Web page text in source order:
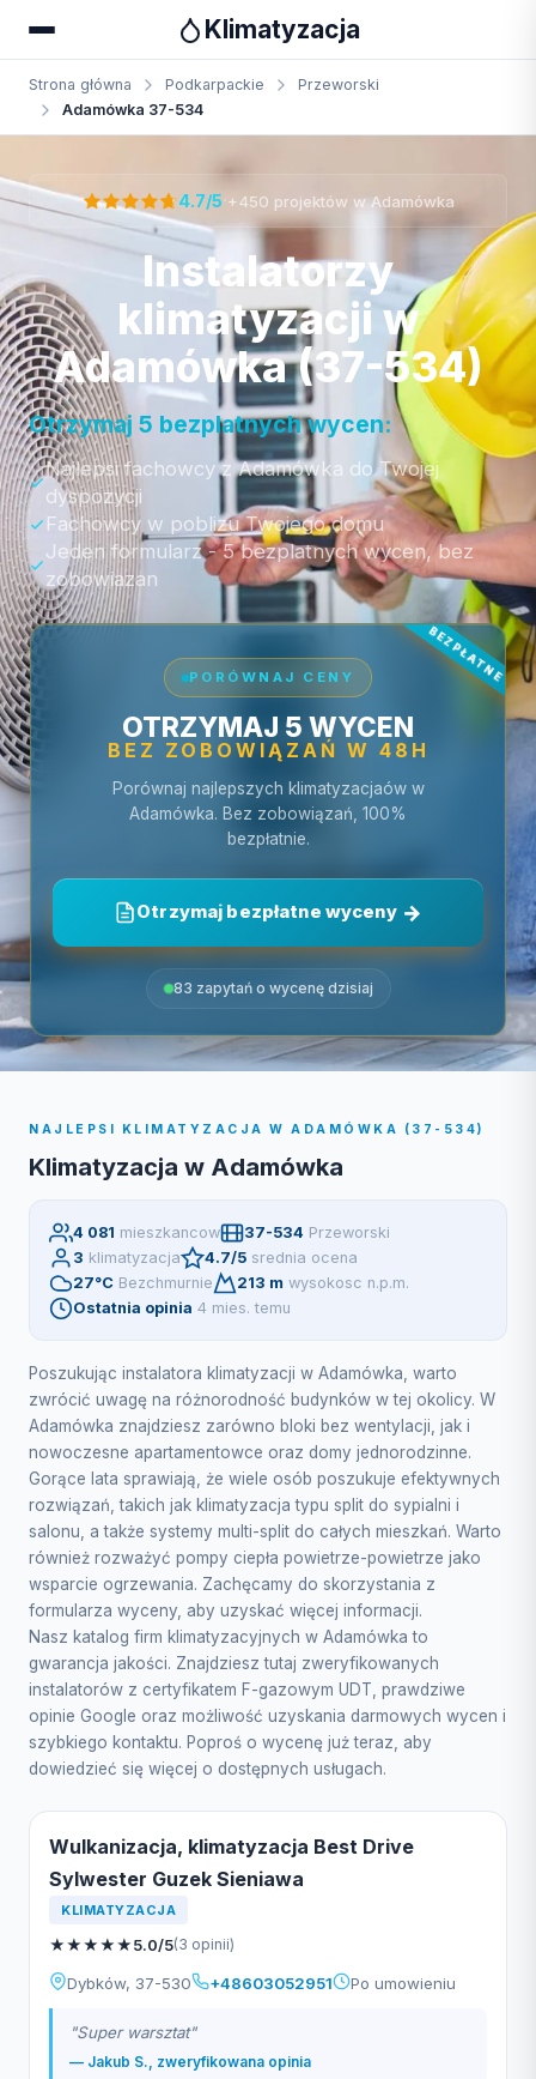
Klimatyzacja
Strona główna Podkarpackie
Przeworski
Adamówka 37-534
Otrzymaj bezpłatną wycenę
4.7/5 +450 projektów w Adamówka
Instalatorzy
klimatyzacji w
Adamówka (37-534)
Otrzymaj 5 bezplatnych wycen:
Najlepsi fachowcy z Adamówka do Twojej
dyspozycji
Fachowcy w poblizu Twojego domu
Jeden formularz - 5 bezplatnych wycen, bez
zobowiazan
PORÓWNAJ CENY
OTRZYMAJ 5 WYCEN
BEZ ZOBOWIĄZAŃ W 48H
Porównaj najlepszych klimatyzacjaów w
Adamówka. Bez zobowiązań, 100%
bezpłatnie.
Otrzymaj bezpłatne wyceny
83 zapytań o wycenę dzisiaj
NAJLEPSI KLIMATYZACJA W ADAMÓWKA (37-534)
Klimatyzacja w Adamówka
4 081 mieszkancow 37-534 Przeworski
3 klimatyzacja 4.7/5 srednia ocena
27°C Bezchmurnie 213 m wysokosc n.p.m.
Ostatnia opinia 4 mies. temu
Poszukując instalatora klimatyzacji w Adamówka, warto
zwrócić uwagę na różnorodność budynków w tej okolicy. W
Adamówka znajdziesz zarówno bloki bez wentylacji, jak i
nowoczesne apartamentowce oraz domy jednorodzinne.
Gorące lata sprawiają, że wiele osób poszukuje efektywnych
rozwiązań, takich jak klimatyzacja typu split do sypialni i
salonu, a także systemy multi-split do całych mieszkań. Warto
również rozważyć pompy ciepła powietrze-powietrze jako
wsparcie ogrzewania. Zachęcamy do skorzystania z
formularza wyceny, aby uzyskać więcej informacji.
Nasz katalog firm klimatyzacyjnych w Adamówka to
gwarancja jakości. Znajdziesz tutaj zweryfikowanych
instalatorów z certyfikatem F-gazowym UDT, prawdziwe
opinie Google oraz możliwość uzyskania darmowych wycen i
szybkiego kontaktu. Poproś o wycenę już teraz, aby
dowiedzieć się więcej o dostępnych usługach.
Wulkanizacja, klimatyzacja Best Drive
Sylwester Guzek Sieniawa
KLIMATYZACJA
★★★★★5.0/5(3 opinii)
Dybków, 37-530 +48603052951 Po umowieniu
"Super warsztat"
— Jakub S., zweryfikowana opinia